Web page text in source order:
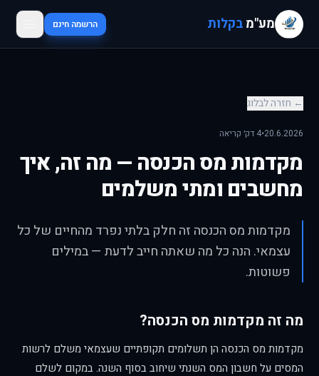
מע"מבקלות הרשמה חינם
← חזרה לבלוג
20.6.2026
•4 דק׳ קריאה
מקדמות מס הכנסה — מה זה, איך
מחשבים ומתי משלמים
מקדמות מס הכנסה זה חלק בלתי נפרד מהחיים של כל
עצמאי. הנה כל מה שאתה חייב לדעת — במילים
פשוטות.
מה זה מקדמות מס הכנסה?
מקדמות מס הכנסה הן תשלומים תקופתיים שעצמאי משלם לרשות
המסים על חשבון המס השנתי שיחוב בסוף השנה. במקום לשלם